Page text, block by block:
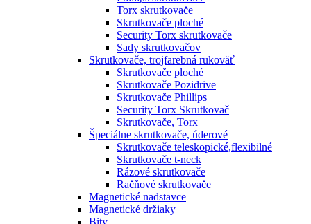
Torx skrutkovače
Skrutkovače ploché
Security Torx skrutkovače
Sady skrutkovačov
Skrutkovače, trojfarebná rukoväť
Skrutkovače ploché
Skrutkovače Pozidrive
Skrutkovače Phillips
Security Torx Skrutkovač
Skrutkovače, Torx
Špeciálne skrutkovače, úderové
Skrutkovače teleskopické,flexibilné
Skrutkovače t-neck
Rázové skrutkovače
Račňové skrutkovače
Magnetické nadstavce
Magnetické držiaky
Bity